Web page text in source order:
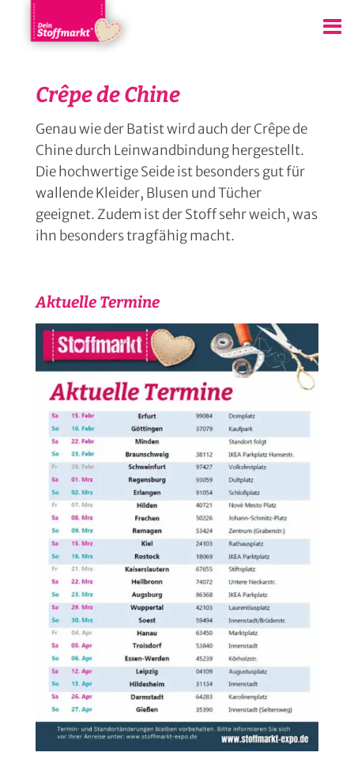
Crêpe de Chine
Genau wie der Batist wird auch der Crêpe de
Chine durch Leinwandbindung hergestellt.
Die hochwertige Seide ist besonders gut für
wallende Kleider, Blusen und Tücher
geeignet. Zudem ist der Stoff sehr weich, was
ihn besonders tragfähig macht.
Aktuelle Termine